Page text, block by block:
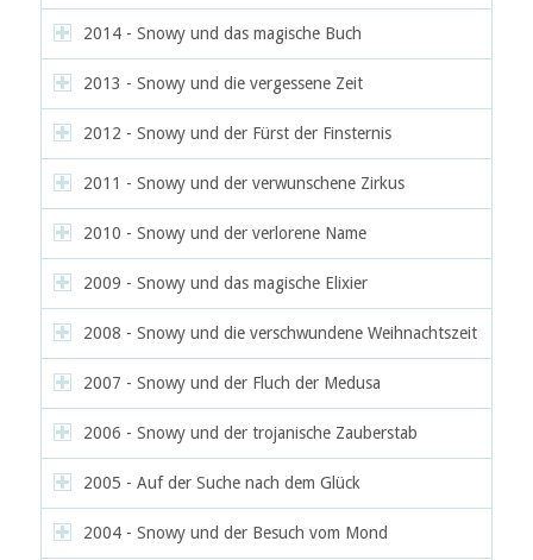
2014 - Snowy und das magische Buch
2013 - Snowy und die vergessene Zeit
2012 - Snowy und der Fürst der Finsternis
2011 - Snowy und der verwunschene Zirkus
2010 - Snowy und der verlorene Name
2009 - Snowy und das magische Elixier
2008 - Snowy und die verschwundene Weihnachtszeit
2007 - Snowy und der Fluch der Medusa
2006 - Snowy und der trojanische Zauberstab
2005 - Auf der Suche nach dem Glück
2004 - Snowy und der Besuch vom Mond